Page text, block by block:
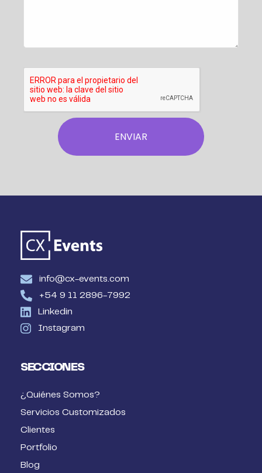
info@cx-events.com
+54 9 11 2896-7992
Linkedin
Instagram
SECCIONES
¿Quiénes Somos?
Servicios Customizados
Clientes
Portfolio
Blog